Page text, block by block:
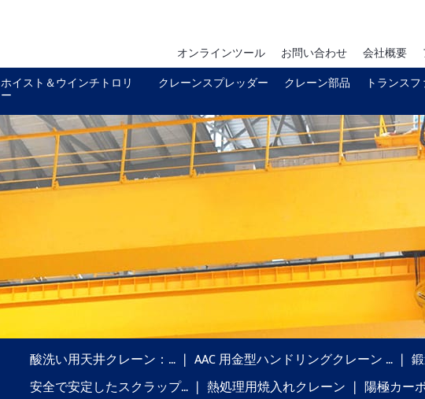
オンラインツール お問い合わせ 会社概要
ホイスト＆ウインチトロリ
ー
クレーンスプレッダー クレーン部品 トランス
酸洗い用天井クレーン：… AAC 用金型ハンドリングクレーン …
安全で安定したスクラップ…
熱処理用焼入れクレーン 陽極カー